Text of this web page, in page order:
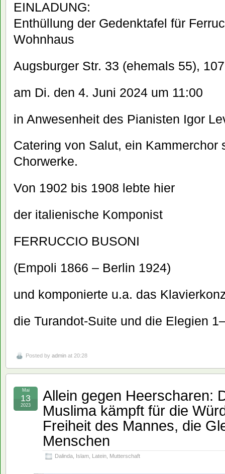
EINLADUNG:
Enthüllung der Gedenktafel für
Wohnhaus
Augsburger Str. 33 (ehemals 55),
am Di. den 4. Juni 2024 um 11:00
in Anwesenheit des Pianisten Igor
Catering von Salut, ein Kammerchor
Chorwerke.
Von 1902 bis 1908 lebte hier
der italienische Komponist
FERRUCCIO BUSONI
(Empoli 1866 – Berlin 1924)
und komponierte u.a. das
die Turandot-Suite und die Elegien
Posted by admin at 20:28
Allein gegen Heerscharen:
Muslima kämpft für die
Freiheit des Mannes, die
Menschen
Dalinda Islam Latein Mutterschaft
Mai
13
2023